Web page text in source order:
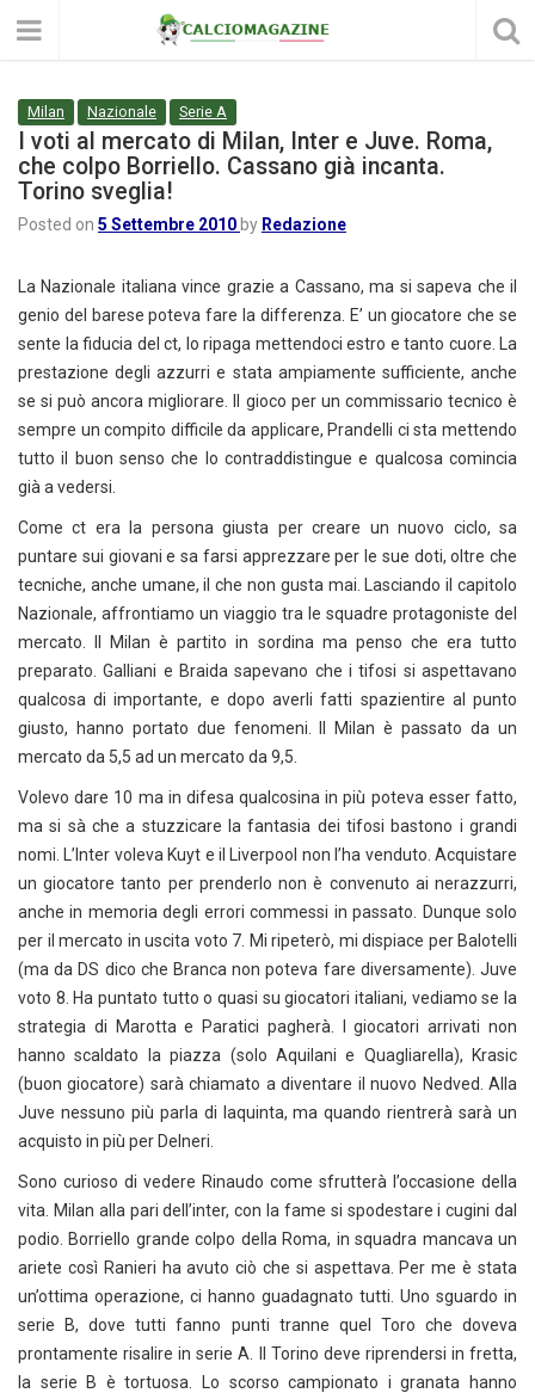
Milan Nazionale Serie A
I voti al mercato di Milan, Inter e Juve. Roma,
che colpo Borriello. Cassano già incanta.
Torino sveglia!
Posted on 5 Settembre 2010 by Redazione
La Nazionale italiana vince grazie a Cassano, ma si sapeva che il
genio del barese poteva fare la differenza. E’ un giocatore che se
sente la fiducia del ct, lo ripaga mettendoci estro e tanto cuore. La
prestazione degli azzurri e stata ampiamente sufficiente, anche
se si può ancora migliorare. Il gioco per un commissario tecnico è
sempre un compito difficile da applicare, Prandelli ci sta mettendo
tutto il buon senso che lo contraddistingue e qualcosa comincia
già a vedersi.
Come ct era la persona giusta per creare un nuovo ciclo, sa
puntare sui giovani e sa farsi apprezzare per le sue doti, oltre che
tecniche, anche umane, il che non gusta mai. Lasciando il capitolo
Nazionale, affrontiamo un viaggio tra le squadre protagoniste del
mercato. Il Milan è partito in sordina ma penso che era tutto
preparato. Galliani e Braida sapevano che i tifosi si aspettavano
qualcosa di importante, e dopo averli fatti spazientire al punto
giusto, hanno portato due fenomeni. Il Milan è passato da un
mercato da 5,5 ad un mercato da 9,5.
Volevo dare 10 ma in difesa qualcosina in più poteva esser fatto,
ma si sà che a stuzzicare la fantasia dei tifosi bastono i grandi
nomi. L’Inter voleva Kuyt e il Liverpool non l’ha venduto. Acquistare
un giocatore tanto per prenderlo non è convenuto ai nerazzurri,
anche in memoria degli errori commessi in passato. Dunque solo
per il mercato in uscita voto 7. Mi ripeterò, mi dispiace per Balotelli
(ma da DS dico che Branca non poteva fare diversamente). Juve
voto 8. Ha puntato tutto o quasi su giocatori italiani, vediamo se la
strategia di Marotta e Paratici pagherà. I giocatori arrivati non
hanno scaldato la piazza (solo Aquilani e Quagliarella), Krasic
(buon giocatore) sarà chiamato a diventare il nuovo Nedved. Alla
Juve nessuno più parla di Iaquinta, ma quando rientrerà sarà un
acquisto in più per Delneri.
Sono curioso di vedere Rinaudo come sfrutterà l’occasione della
vita. Milan alla pari dell’inter, con la fame si spodestare i cugini dal
podio. Borriello grande colpo della Roma, in squadra mancava un
ariete così Ranieri ha avuto ciò che si aspettava. Per me è stata
un’ottima operazione, ci hanno guadagnato tutti. Uno sguardo in
serie B, dove tutti fanno punti tranne quel Toro che doveva
prontamente risalire in serie A. Il Torino deve riprendersi in fretta,
la serie B è tortuosa. Lo scorso campionato i granata hanno